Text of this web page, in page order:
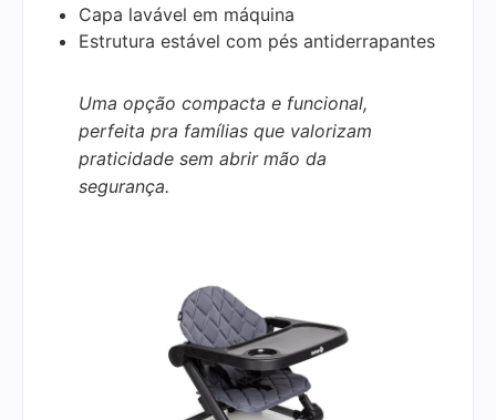
Capa lavável em máquina
Estrutura estável com pés antiderrapantes
Uma opção compacta e funcional,
perfeita pra famílias que valorizam
praticidade sem abrir mão da
segurança.